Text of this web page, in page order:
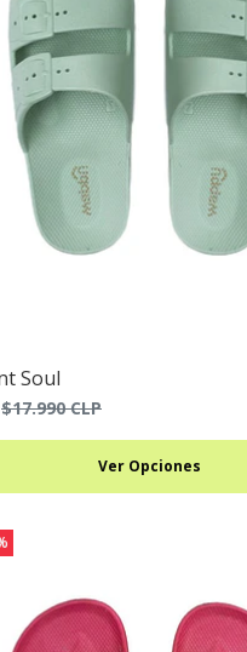
Soul
$17.990 CLP
Ver Opciones